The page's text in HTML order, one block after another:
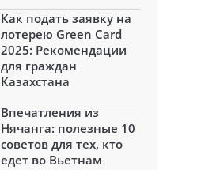
Как подать заявку на
лотерею Green Card
2025: Рекомендации
для граждан
Казахстана
Впечатления из
Нячанга: полезные 10
советов для тех, кто
едет во Вьетнам